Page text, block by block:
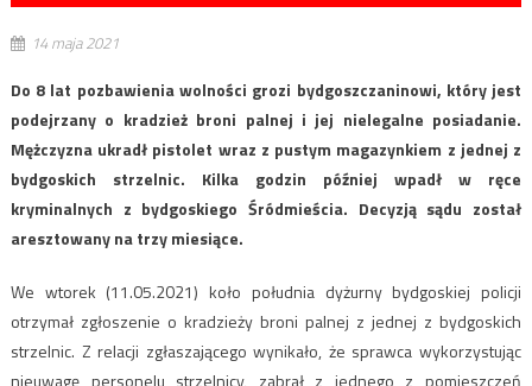
14 maja 2021
Do 8 lat pozbawienia wolności grozi bydgoszczaninowi, który jest
podejrzany o kradzież broni palnej i jej nielegalne posiadanie.
Mężczyzna ukradł pistolet wraz z pustym magazynkiem z jednej z
bydgoskich strzelnic. Kilka godzin później wpadł w ręce
kryminalnych z bydgoskiego Śródmieścia. Decyzją sądu został
aresztowany na trzy miesiące.
We wtorek (11.05.2021) koło południa dyżurny bydgoskiej policji
otrzymał zgłoszenie o kradzieży broni palnej z jednej z bydgoskich
strzelnic. Z relacji zgłaszającego wynikało, że sprawca wykorzystując
nieuwagę personelu strzelnicy, zabrał z jednego z pomieszczeń